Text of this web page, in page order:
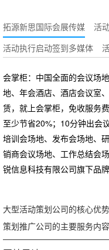
拓源新思国际会展传媒 活
活动执行启动签到多媒体
会掌柜：中国全面的会议场
地、年会酒店、酒店会议室
赁，就上会掌柜，免收服务
至少节省20%；10分钟出会
培训会场地、发布会场地、
销商会议场地、工作总结会
锐信息科技有限公司旗下品牌
大型活动策划公司的核心优势
策划推广公司的主要服务内